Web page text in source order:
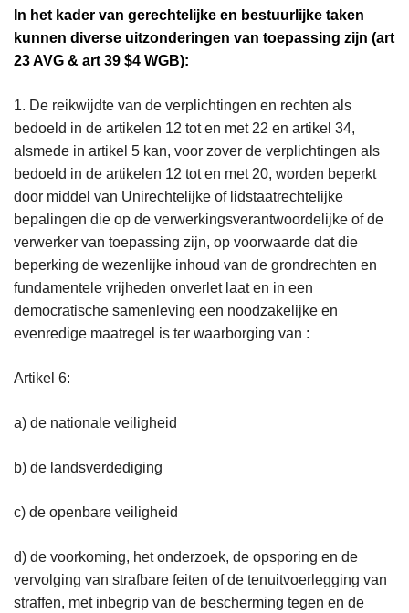
In het kader van gerechtelijke en bestuurlijke taken
kunnen diverse uitzonderingen van toepassing zijn (art
23 AVG & art 39 $4 WGB):
1. De reikwijdte van de verplichtingen en rechten als
bedoeld in de artikelen 12 tot en met 22 en artikel 34,
alsmede in artikel 5 kan, voor zover de verplichtingen als
bedoeld in de artikelen 12 tot en met 20, worden beperkt
door middel van Unirechtelijke of lidstaatrechtelijke
bepalingen die op de verwerkingsverantwoordelijke of de
verwerker van toepassing zijn, op voorwaarde dat die
beperking de wezenlijke inhoud van de grondrechten en
fundamentele vrijheden onverlet laat en in een
democratische samenleving een noodzakelijke en
evenredige maatregel is ter waarborging van :
Artikel 6:
a) de nationale veiligheid
b) de landsverdediging
c) de openbare veiligheid
d) de voorkoming, het onderzoek, de opsporing en de
vervolging van strafbare feiten of de tenuitvoerlegging van
straffen, met inbegrip van de bescherming tegen en de